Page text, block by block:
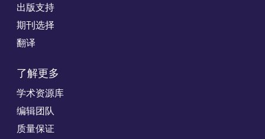
出版支持
期刊选择
翻译
了解更多
学术资源库
编辑团队
质量保证